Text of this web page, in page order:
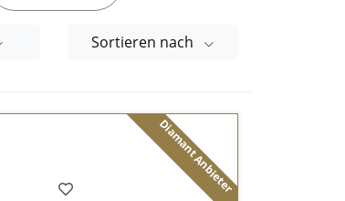
Sortieren nach
Diamant Anbieter